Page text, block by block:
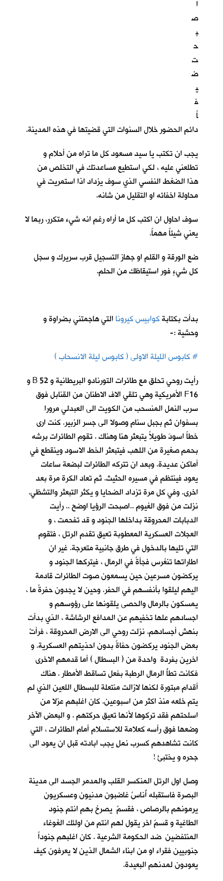
ا
ص
ب
ح
ت
ض
ي
ف
اً
دائم الحضور خلال السنوات التي قضيتها في هذه المدينة.
يجب ان تكتب يا سيد مسعود كل ما تراه من أحلام و
تطلعني عليه ، لكي استطيع مساعدتك في التخلص من
هذا الضغط النفسي الذي سوف يزداد اذا استمريت في
محاولة اخفائه او التقليل من شانه.
سوف احاول ان اكتب كل ما أراه رغم انه شيء متكرر، ربما لا
يعني شيئاً مهماً.
ضع الورقة و القلم او جهاز التسجيل قرب سريرك و سجل
كل شيءٍ فور استيقاظك من الحلم.
بدأت بكتابةكوابيس كيروناالتي هاجمتني بضراوة و
وحشية :-
# كابوس الليلة الاولى ( كابوس ليلة الانسحاب )
رأيت روحي تحلق مع طائرات التورنادو البريطانية و 52 B و
F16 الأمريكية وهي تلقي الاف الاطنان من القنابل فوق
سرب النمل المنسحب من الكويت الى العبدلي مرورا
بسفوان ثم بجبل سنام وصولا الى جسر الزبير. كنت ارى
خطاً اسودَ طويلاً يتبعثر هنا وهناك . تقوم الطائرات برشه
بحمم صغيرة من اللهب فيتبعثر الخط الاسود وينقطع في
أماكن عديدة. وبعد ان تتركه الطائرات لبضعة ساعات
يعود فينتظم في مسيره الحثيث. ثم تعاد الكرة مرة بعد
اخرى. وفي كل مرة تزداد الضحايا و يكثر التبعثر والتشظي.
نزلت من فوق الغيوم ..اصبحت الرؤيا اوضح .. رأيت
الدبابات المحروقة بداخلها الجنود و قد تفحمت ، و
العجلات العسكرية المعطوبة تعيق تقدم الرتل ، فتقوم
التي تليها بالدخول في طرق جانبية متعرجة. غير ان
اطاراتها تنغرس فجأةً في الرمال ، فيتركها الجنود و
يركضون مسرعين حين يسمعون صوت الطائرات قادمة
اليهم ليلقوا بأنفسهم في الحفر. وحين لا يجدون حفرةً ما ،
يمسكون بالرمال والحصى يلقونها على رؤوسهم و
اجسادهم علها تخفيهم عن المدافع الرشاشة ، الذي بدأت
بنهش أجسادهم. نزلت روحي الى الارض المحروقة ، فرأتْ
بعض الجنود يركضون حفاةً بدون احذيتهم العسكرية. و
اخرين بفردة واحدة من ( البسطال ) أما قدمهم الاخرى
فكانت تطأُ الرمال الرطبة بفعل تساقط الأمطار . هناك
أقدام مبتورة لكنها لازالت منتعلة للبسطال اللعين الذي لم
يتم خلعه منذ اكثر من اسبوعين. كان اغلبهم عزلا من
اسلحتهم فقد تركوها لأنها تعيق حركتهم . و البعض الآخر
وضعها فوق رأسه كعلامة للاستسلام أمام الطائرات ، التي
كانت تشاهدهم كسرب نملٍ يجب ابادته قبل ان يعود الى
جحره و يختبئ !
وصل اول الرتل المنكسر القلب والمدمر الجسد الى مدينة
البصرة فاستقبله أُناسٌ غاضبون مدنيون وعسكريون
يرمونهم بالرصاص ، فقسمٌ يصرخ بهم انتم جنود
الطاغية و قسمٌ اخر يقول لهم انتم من اولئك الغوغاء
المنتفضين ضد الحكومة الشرعية . كان اغلبهم جنوداً
جنوبيين فقراء او من ابناء الشمال الذين لا يعرفون كيف
يعودون لمدنهم البعيدة.